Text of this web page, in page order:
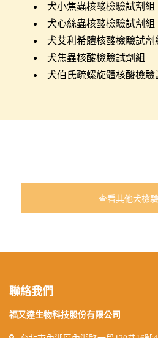
犬小焦蟲核酸檢驗試劑組
犬心絲蟲核酸檢驗試劑組
犬艾利希體核酸檢驗試劑
犬焦蟲核酸檢驗試劑組
犬伯氏疏螺旋體核酸檢驗
查看其他犬檢
聯絡我們
福又達生物科技股份有限公司